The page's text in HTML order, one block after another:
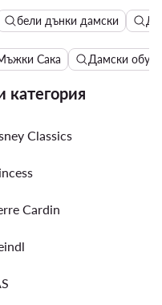
бели дънки дамски
Сака Дамски
категория
Classics
Cardin